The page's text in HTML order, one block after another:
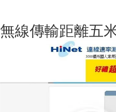
無線傳輸距離五